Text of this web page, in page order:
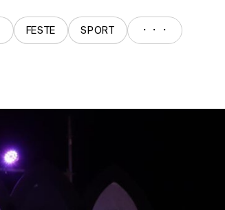
FESTE SPORT ・・・